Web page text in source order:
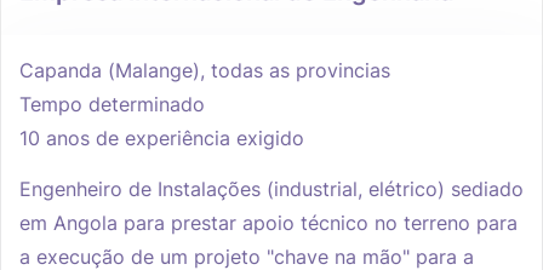
Capanda (Malange), todas as provincias
Tempo determinado
10 anos de experiência exigido
Engenheiro de Instalações (industrial, elétrico) sediado
em Angola para prestar apoio técnico no terreno para
a execução de um projeto "chave na mão" para a